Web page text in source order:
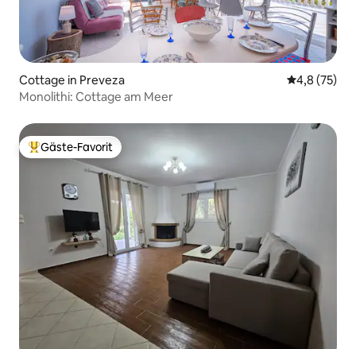
Cottage in Preveza
4,8 (75)
Monolithi: Cottage am Meer
Beliebter Gäste-Favorit.
Gäste-Favorit